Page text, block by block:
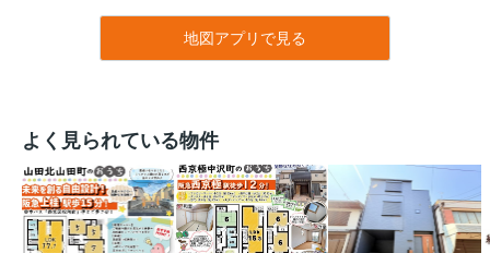
地図アプリで見る
よく見られている物件